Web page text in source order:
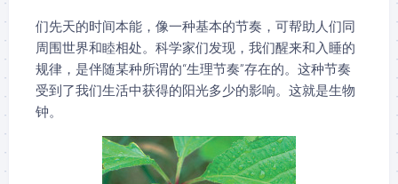
们先天的时间本能，像一种基本的节奏，可帮助人们同
周围世界和睦相处。科学家们发现，我们醒来和入睡的
规律，是伴随某种所谓的“生理节奏”存在的。这种节奏
受到了我们生活中获得的阳光多少的影响。这就是生物
钟。